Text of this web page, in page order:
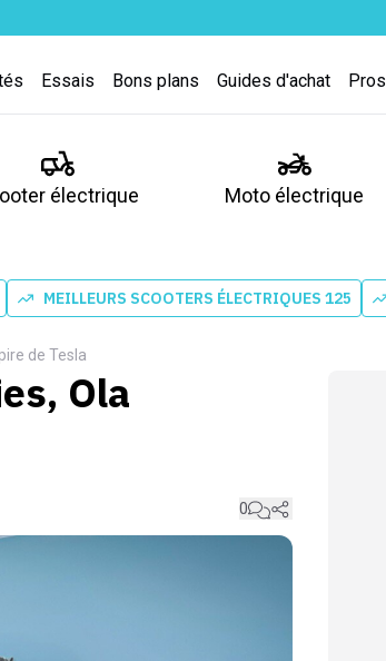
Essais Bons plans Guides d'achat Pros
électrique Moto électrique
MEILLEURS SCOOTERS ÉLECTRIQUES 125
de Tesla
Ola
0